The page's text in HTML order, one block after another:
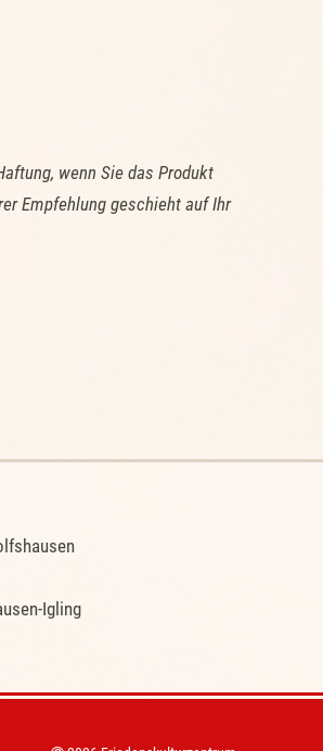
wenn Sie das Produkt
Empfehlung geschieht auf Ihr
Igling